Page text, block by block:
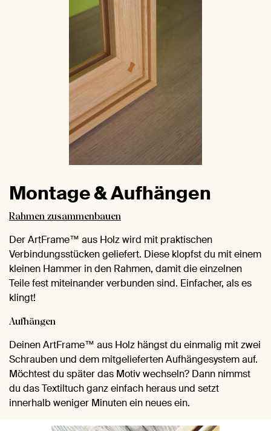
Montage & Aufhängen
Rahmen zusammenbauen
Der ArtFrame™ aus Holz wird mit praktischen
Verbindungsstücken geliefert. Diese klopfst du mit einem
kleinen Hammer in den Rahmen, damit die einzelnen
Teile fest miteinander verbunden sind. Einfacher, als es
klingt!
Aufhängen
Deinen ArtFrame™ aus Holz hängst du einmalig mit zwei
Schrauben und dem mitgelieferten Aufhängesystem auf.
Möchtest du später das Motiv wechseln? Dann nimmst
du das Textiltuch ganz einfach heraus und setzt
innerhalb weniger Minuten ein neues ein.